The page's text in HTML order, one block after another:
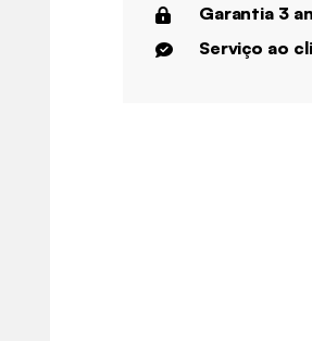
Garantia 3
Serviço ao